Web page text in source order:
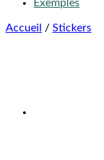
Exemples
Accueil / Stickers